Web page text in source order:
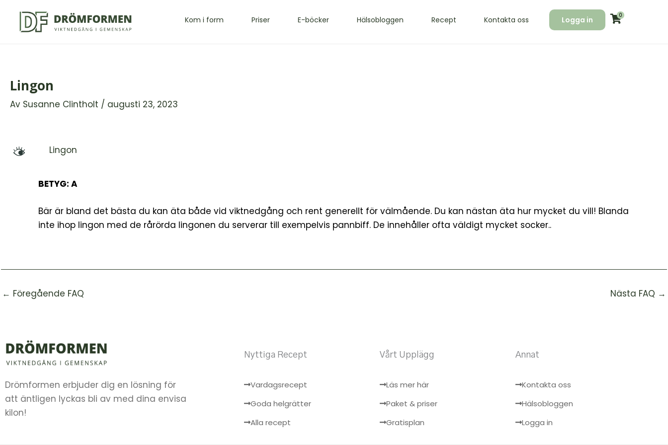
innehåll
Kom i form Priser E-böcker Hälsobloggen Recept Kontakta oss Logga in 0
Lingon
Av Susanne Clintholt / augusti 23, 2023
M Lingon
BETYG: A
Bär är bland det bästa du kan äta både vid viktnedgång och rent generellt för välmående. Du kan nästan äta hur mycket du vill! Blanda
inte ihop lingon med de rårörda lingonen du serverar till exempelvis pannbiff. De innehåller ofta väldigt mycket socker..
← Föregående FAQ Nästa FAQ →
Drömformen erbjuder dig en lösning för
att äntligen lyckas bli av med dina envisa
kilon!
Nyttiga Recept
Vardagsrecept
Goda helgrätter
Alla recept
Vårt Upplägg
Läs mer här
Paket & priser
Gratisplan
Annat
Kontakta oss
Hälsobloggen
Logga in